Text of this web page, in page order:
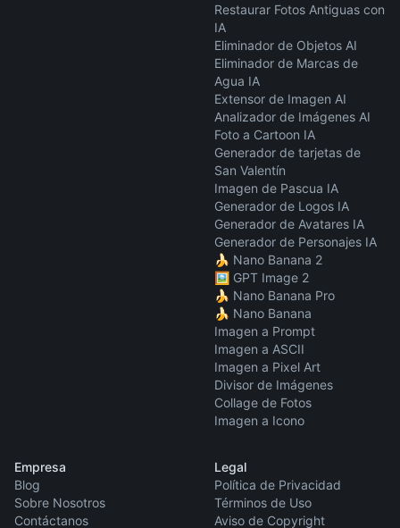
Restaurar Fotos Antiguas con
IA
Eliminador de Objetos AI
Eliminador de Marcas de
Agua IA
Extensor de Imagen AI
Analizador de Imágenes AI
Foto a Cartoon IA
Generador de tarjetas de
San Valentín
Imagen de Pascua IA
Generador de Logos IA
Generador de Avatares IA
Generador de Personajes IA
🍌 Nano Banana 2
🖼️ GPT Image 2
🍌 Nano Banana Pro
🍌 Nano Banana
Imagen a Prompt
Imagen a ASCII
Imagen a Pixel Art
Divisor de Imágenes
Collage de Fotos
Imagen a Icono
Empresa
Blog
Sobre Nosotros
Contáctanos
Legal
Política de Privacidad
Términos de Uso
Aviso de Copyright